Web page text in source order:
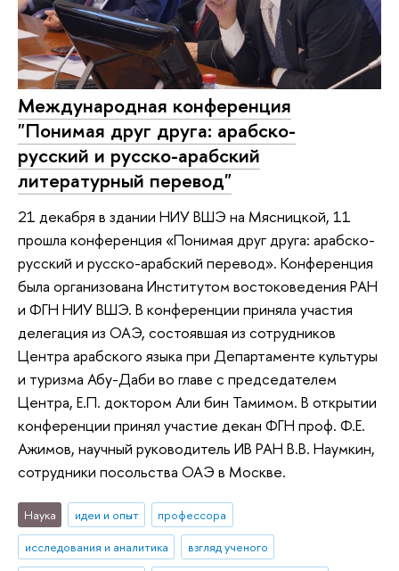
Международная конференция
"Понимая друг друга: арабско-
русский и русско-арабский
литературный перевод"
21 декабря в здании НИУ ВШЭ на Мясницкой, 11
прошла конференция «Понимая друг друга: арабско-
русский и русско-арабский перевод». Конференция
была организована Институтом востоковедения РАН
и ФГН НИУ ВШЭ. В конференции приняла участия
делегация из ОАЭ, состоявшая из сотрудников
Центра арабского языка при Департаменте культуры
и туризма Абу-Даби во главе с председателем
Центра, Е.П. доктором Али бин Тамимом. В открытии
конференции принял участие декан ФГН проф. Ф.Е.
Ажимов, научный руководитель ИВ РАН В.В. Наумкин,
сотрудники посольства ОАЭ в Москве.
Наука идеи и опыт
профессора
исследования и аналитика
взгляд ученого